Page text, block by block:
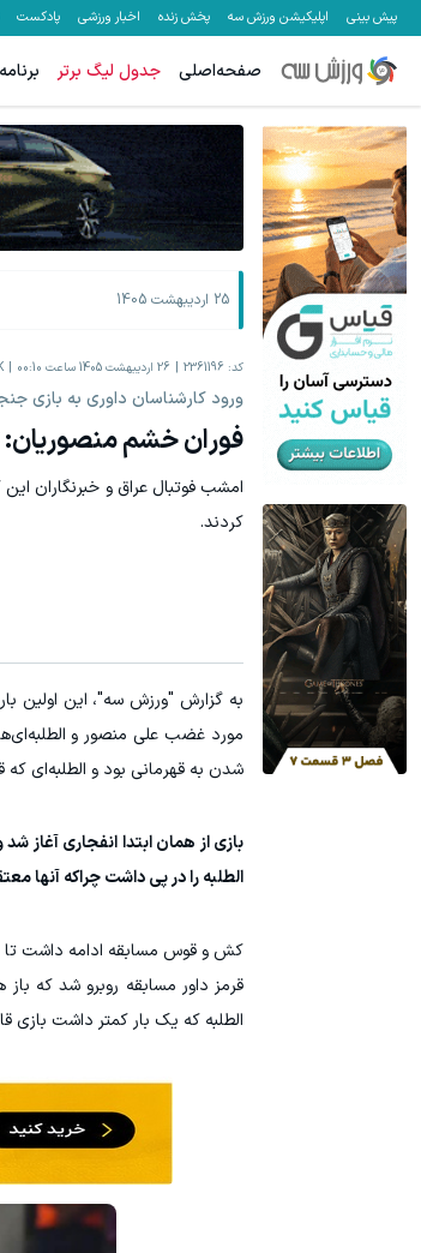
پیش بینی اپلیکیشن ورزش سه پخش زنده اخبار ورزشی پادکست
صفحه‌اصلی جدول لیگ برتر
25 اردیبهشت 1405
کد: 2361196 26 اردیبهشت 1405 ساعت 00:10
ورود کارشناسان داوری به بازی
فوران خشم منصوریان:
امشب فوتبال عراق و خبرنگاران
کردند.
به گزارش "ورزش سه"، این اولین
مورد غضب علی منصور و
شدن به قهرمانی بود و الطلبه‌ای
الطلبه را در پی داشت چراکه آنها
کش و قوس مسابقه ادامه داشت تا اینکه
قرمز داور مسابقه روبرو شد که
الطلبه که یک بار کمتر داشت بازی
معاملات فارکس اسپرد از صفر و تا ۵۰۰ دلار بونوس
۳ دلار پاداش در هر لات معاملاتی در بروکر اینوسلو